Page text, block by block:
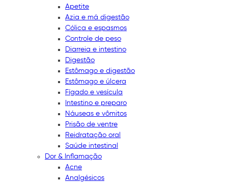
Apetite
Azia e má digestão
Cólica e espasmos
Controle de peso
Diarreia e intestino
Digestão
Estômago e digestão
Estômago e úlcera
Fígado e vesícula
Intestino e preparo
Náuseas e vômitos
Prisão de ventre
Reidratação oral
Saúde intestinal
Dor & Inflamação
Acne
Analgésicos